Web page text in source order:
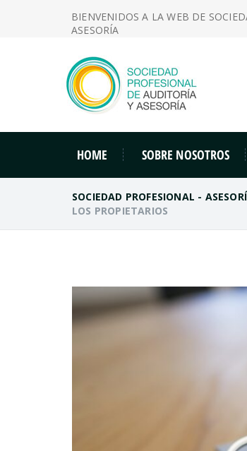
BIENVENIDOS A LA WEB DE
ASESORÍA
HOME SOBRE NOSOTROS
SOCIEDAD PROFESIONAL -
LOS PROPIETARIOS